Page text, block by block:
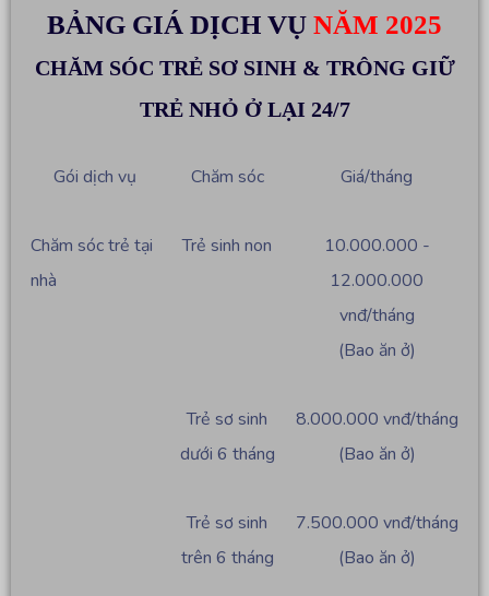
BẢNG GIÁ DỊCH VỤ NĂM 2025
CHĂM SÓC TRẺ SƠ SINH & TRÔNG GIỮ
TRẺ NHỎ Ở LẠI 24/7
Gói dịch vụ Chăm sóc Giá/tháng
Chăm sóc trẻ tại
nhà
Trẻ sinh non
10.000.000 -
12.000.000
vnđ/tháng
(Bao ăn ở)
Trẻ sơ sinh
dưới 6 tháng
8.000.000 vnđ/tháng
(Bao ăn ở)
Trẻ sơ sinh
trên 6 tháng
7.500.000 vnđ/tháng
(Bao ăn ở)